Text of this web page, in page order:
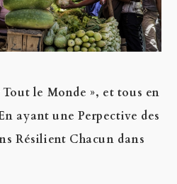
le Monde », et tous en
ayant une Perpective des
Résilient Chacun dans